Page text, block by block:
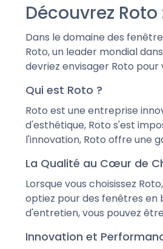
Découvrez
Dans le domaine des
Roto, un leader mondial
devriez envisager Roto
Qui est Roto ?
Roto est une entreprise
d'esthétique, Roto s'est
l'innovation, Roto offre une
La Qualité au Cœur de
Lorsque vous choisissez
optiez pour des fenêtres en
d'entretien, vous pouvez
Innovation et